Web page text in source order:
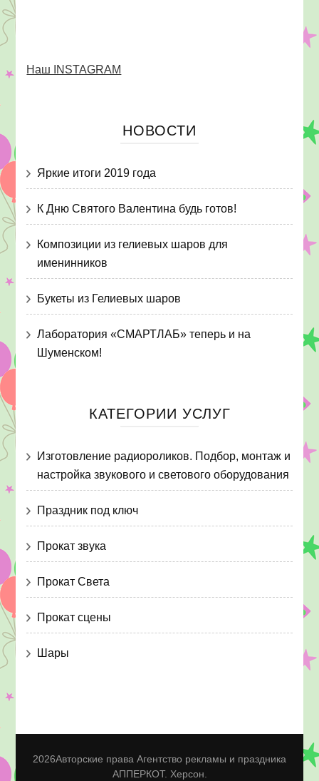
Наш INSTAGRAM
НОВОСТИ
Яркие итоги 2019 года
К Дню Святого Валентина будь готов!
Композиции из гелиевых шаров для
именинников
Букеты из Гелиевых шаров
Лаборатория «СМАРТЛАБ» теперь и на
Шуменском!
КАТЕГОРИИ УСЛУГ
Изготовление радиороликов. Подбор, монтаж и
настройка звукового и светового оборудования
Праздник под ключ
Прокат звука
Прокат Света
Прокат сцены
Шары
2026Авторские права Агентство рекламы и праздника
АППЕРКОТ. Херсон.